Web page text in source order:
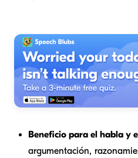
Beneficio para el habla y
argumentación,